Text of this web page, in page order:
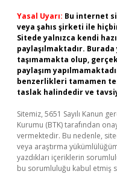
Yasal Uyarı: Bu internet
veya şahıs şirketi ile
Sitede yalnızca kendi
paylaşılmaktadır.
taşımamakta olup,
paylaşım
benzerlikleri tamamen
taslak halindedir ve
Sitemiz, 5651 Sayılı Kanun
Kurumu (BTK) tarafından
vermektedir. Bu nedenle,
veya araştırma
yazdıkları içeriklerin
bu sorumluluğu kabul etmiş